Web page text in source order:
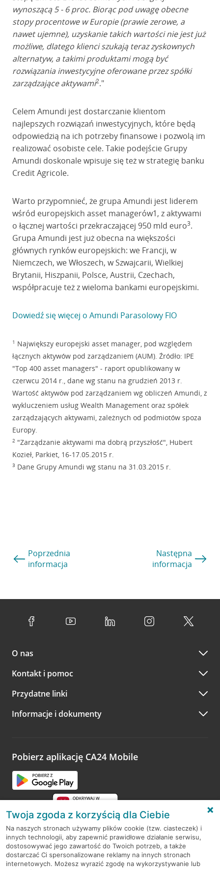
wynoszącą 5 - 6 proc. Biorąc pod uwagę obecne
stopy procentowe w Europie (prawie zerowe, a
nawet ujemne), uzyskanie takich wartości nie jest już
możliwe, dlatego klienci szukają teraz zyskownych
alternatyw, a takimi produktami mogą być
rozwiązania inwestycyjne oferowane przez spółki
zarządzające aktywami2."
Celem Amundi jest dostarczanie klientom
najlepszych rozwiązań inwestycyjnych, które będą
odpowiedzią na ich potrzeby finansowe i pozwolą im
realizować osobiste cele. Takie podejście Grupy
Amundi doskonale wpisuje się też w strategię banku
Credit Agricole.
Warto przypomnieć, że grupa Amundi jest liderem
wśród europejskich asset managerów1, z aktywami
o łącznej wartości przekraczającej 950 mld euro3.
Grupa Amundi jest już obecna na większości
głównych rynków europejskich: we Francji, w
Niemczech, we Włoszech, w Szwajcarii, Wielkiej
Brytanii, Hiszpanii, Polsce, Austrii, Czechach,
współpracuje też z wieloma bankami europejskimi.
Dowiedź się więcej o Amundi Parasolowy FIO
1 Największy europejski asset manager, pod względem
łącznych aktywów pod zarządzaniem (AUM). Źródło: IPE
"Top 400 asset managers" - raport opublikowany w
czerwcu 2014 r., dane wg stanu na grudzień 2013 r.
Wartość aktywów pod zarządzaniem wg obliczeń Amundi, z
wykluczeniem usług Wealth Management oraz spółek
zarządzających aktywami, zależnych od podmiotów spoza
Europy.
2"Zarządzanie aktywami ma dobrą przyszłość", Hubert
Kozieł, Parkiet, 16-17.05.2015 r.
3 Dane Grupy Amundi wg stanu na 31.03.2015 r.
Poprzednia
informacja
Następna
informacja
O nas
Kontakt i pomoc
Przydatne linki
Informacje i dokumenty
Pobierz aplikację CA24 Mobile
RODO
Regulamin serwisu
Twoja zgoda z korzyścią dla Ciebie
Na naszych stronach używamy plików cookie (tzw. ciasteczek) i
innych technologii, aby zapewnić prawidłowe działanie serwisu,
dostosowywać jego zawartość do Twoich potrzeb, a także
dostarczać Ci spersonalizowane reklamy na innych stronach
internetowych. Możesz wyrazić zgodę na wykorzystywanie lub